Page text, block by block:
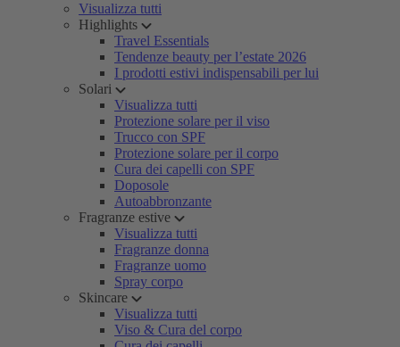
Visualizza tutti
Highlights
Travel Essentials
Tendenze beauty per l’estate 2026
I prodotti estivi indispensabili per lui
Solari
Visualizza tutti
Protezione solare per il viso
Trucco con SPF
Protezione solare per il corpo
Cura dei capelli con SPF
Doposole
Autoabbronzante
Fragranze estive
Visualizza tutti
Fragranze donna
Fragranze uomo
Spray corpo
Skincare
Visualizza tutti
Viso & Cura del corpo